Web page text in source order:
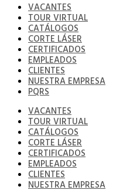
VACANTES
TOUR VIRTUAL
CATÁLOGOS
CORTE LÁSER
CERTIFICADOS
EMPLEADOS
CLIENTES
NUESTRA EMPRESA
PQRS
VACANTES
TOUR VIRTUAL
CATÁLOGOS
CORTE LÁSER
CERTIFICADOS
EMPLEADOS
CLIENTES
NUESTRA EMPRESA